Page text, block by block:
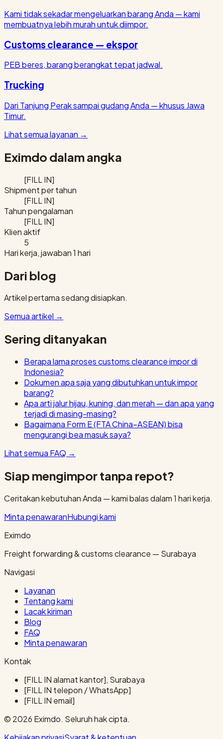
Kami tidak sekadar mengeluarkan barang Anda — kami
membuatnya lebih murah untuk diimpor.
Customs clearance — ekspor
PEB beres, barang berangkat tepat jadwal.
Trucking
Dari Tanjung Perak sampai gudang Anda — khusus Jawa
Timur.
Lihat semua layanan →
Eximdo dalam angka
[FILL IN]
Shipment per tahun
[FILL IN]
Tahun pengalaman
[FILL IN]
Klien aktif
5
Hari kerja, jawaban 1 hari
Dari blog
Artikel pertama sedang disiapkan.
Semua artikel →
Sering ditanyakan
Berapa lama proses customs clearance impor di
Indonesia?
Dokumen apa saja yang dibutuhkan untuk impor
barang?
Apa arti jalur hijau, kuning, dan merah — dan apa yang
terjadi di masing-masing?
Bagaimana Form E (FTA China–ASEAN) bisa
mengurangi bea masuk saya?
Lihat semua FAQ →
Siap mengimpor tanpa repot?
Ceritakan kebutuhan Anda — kami balas dalam 1 hari kerja.
Minta penawaranHubungi kami
Eximdo
Freight forwarding & customs clearance — Surabaya
Navigasi
Layanan
Tentang kami
Lacak kiriman
Blog
FAQ
Minta penawaran
Kontak
[FILL IN alamat kantor], Surabaya
[FILL IN telepon / WhatsApp]
[FILL IN email]
© 2026 Eximdo. Seluruh hak cipta.